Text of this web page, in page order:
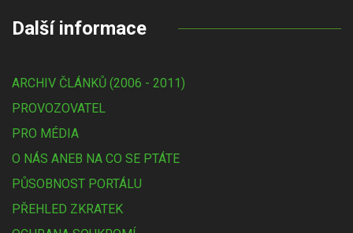
Další informace
ARCHIV ČLÁNKŮ (2006 - 2011)
PROVOZOVATEL
PRO MÉDIA
O NÁS ANEB NA CO SE PTÁTE
PŮSOBNOST PORTÁLU
PŘEHLED ZKRATEK